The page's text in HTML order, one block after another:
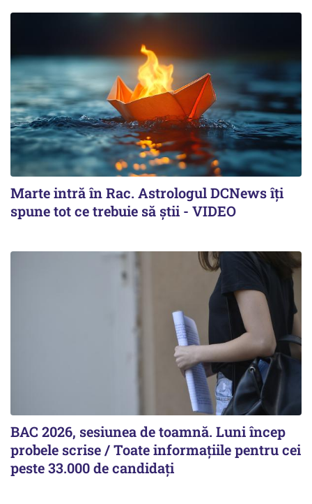
Marte intră în Rac. Astrologul DCNews îți
spune tot ce trebuie să știi - VIDEO
BAC 2026, sesiunea de toamnă. Luni încep
probele scrise / Toate informațiile pentru cei
peste 33.000 de candidați